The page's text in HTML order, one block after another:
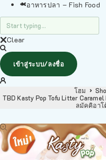
อาหารปลา – Fish Food
Clear
เข้าสู่ระบบ/ลงชื่อ
โฮม
TBD Kasty Pop Tofu Litter
ลมัคคิอาโ